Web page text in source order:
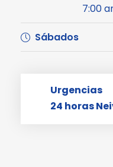
7:00
Sábados
Urgencias
24 horas